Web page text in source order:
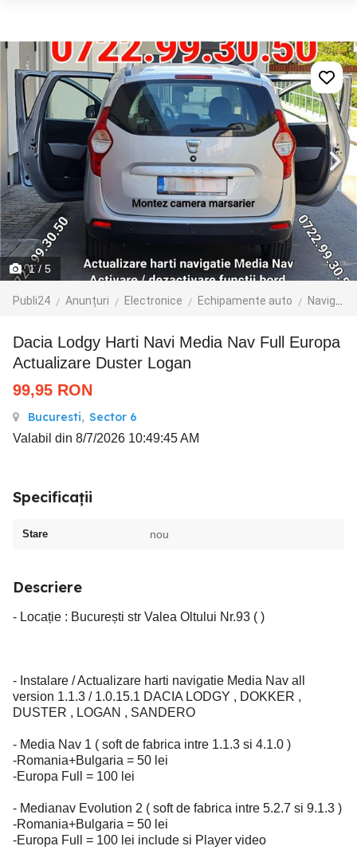
1/ 5
Publi24 Anunțuri Electronice Echipamente auto Navigatie GPS
Dacia Lodgy Harti Navi Media Nav Full Europa
Actualizare Duster Logan
99,95 RON
Bucuresti, Sector 6
Valabil din 8/7/2026 10:49:45 AM
Specificații
Stare nou
Descriere
- Locație : București str Valea Oltului Nr.93 ( )
- Instalare / Actualizare harti navigatie Media Nav all
version 1.1.3 / 1.0.15.1 DACIA LODGY , DOKKER ,
DUSTER , LOGAN , SANDERO
- Media Nav 1 ( soft de fabrica intre 1.1.3 si 4.1.0 )
-Romania+Bulgaria = 50 lei
-Europa Full = 100 lei
- Medianav Evolution 2 ( soft de fabrica intre 5.2.7 si 9.1.3 )
-Romania+Bulgaria = 50 lei
-Europa Full = 100 lei include si Player video